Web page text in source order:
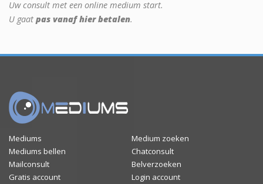
Uw consult met een online medium start.
U gaat pas vanaf hier betalen.
Mediums
Medium zoeken
Mediums bellen
Chatconsult
Mailconsult
Belverzoeken
Gratis account
Login account